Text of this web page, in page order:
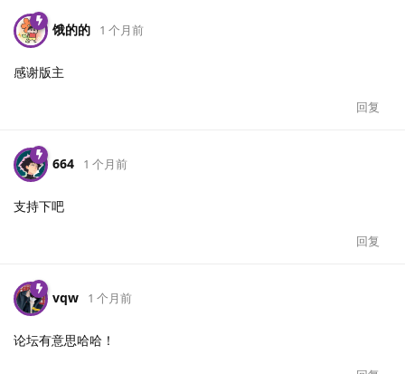
饿的的 1 个月前
感谢版主
回复
664 1 个月前
支持下吧
回复
vqw 1 个月前
论坛有意思哈哈！